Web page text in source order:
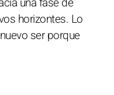
horizontes. Lo
ser porque